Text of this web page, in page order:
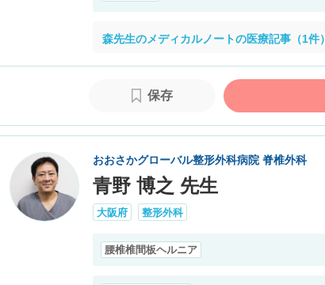
森先生のメディカルノートの医療記事（1件）
保存
おおさかグローバル整形外科病院 脊椎外科
青野 博之 先生
大阪府 整形外科
腰椎椎間板ヘルニア